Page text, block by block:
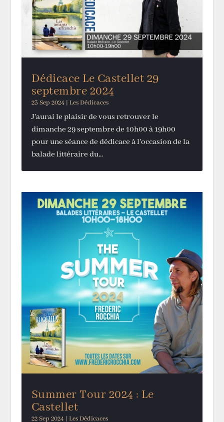
Dédicace Le Castellet 29
septembre 2024
23 Sep 2024 | Les Dédicaces
J'aurai le plaisir de vous retrouver le
dimanche 29 septembre de 10h00 à 19h00
pour une séance de dédicace à l'occasion de la
balade littéraire du...
Summer Tour 2024 : Le
Castellet
22 Sep 2024 | Les Dédicaces